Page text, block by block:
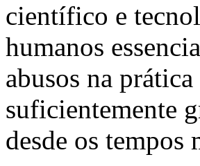
científico e
humanos
abusos na
suficientemente
desde os tempos